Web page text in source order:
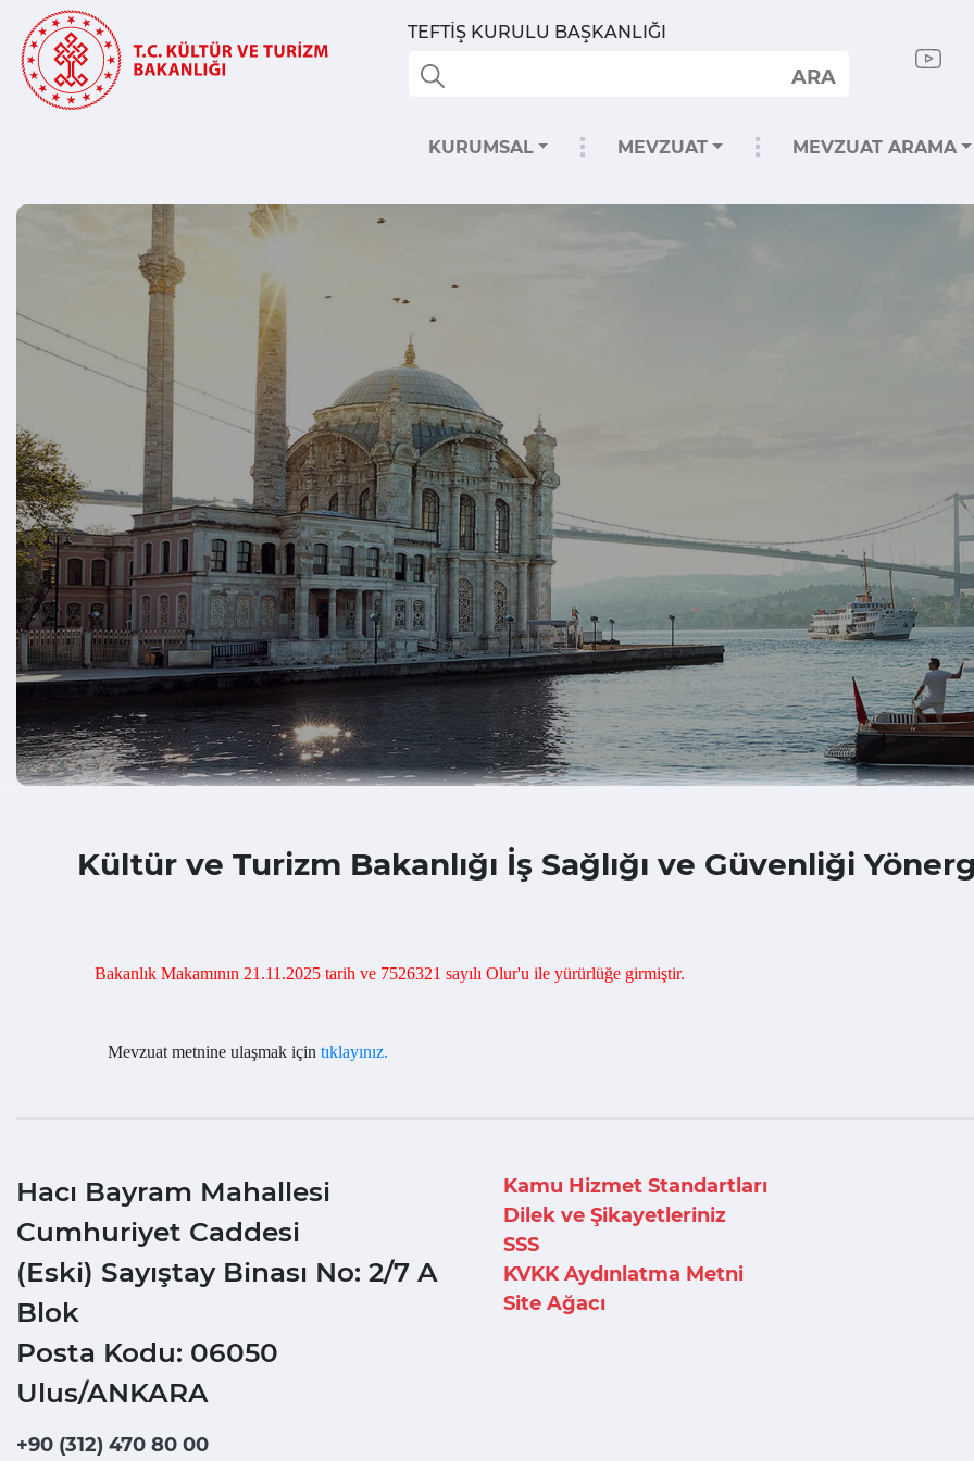
TEFTİŞ KURULU BAŞKANLIĞI
ARA
KURUMSAL MEVZUAT MEVZUAT ARAMA
Kültür ve Turizm Bakanlığı İş Sağlığı ve Güvenliği
Bakanlık Makamının 21.11.2025 tarih ve 7526321 sayılı Olur'u ile yürürlüğe girmiştir.
Mevzuat metnine ulaşmak için tıklayınız.
Hacı Bayram Mahallesi
Cumhuriyet Caddesi
(Eski) Sayıştay Binası No: 2/7 A
Blok
Posta Kodu: 06050
Ulus/ANKARA
+90 (312) 470 80 00
Kamu Hizmet Standartları
Dilek ve Şikayetleriniz
SSS
KVKK Aydınlatma Metni
Site Ağacı